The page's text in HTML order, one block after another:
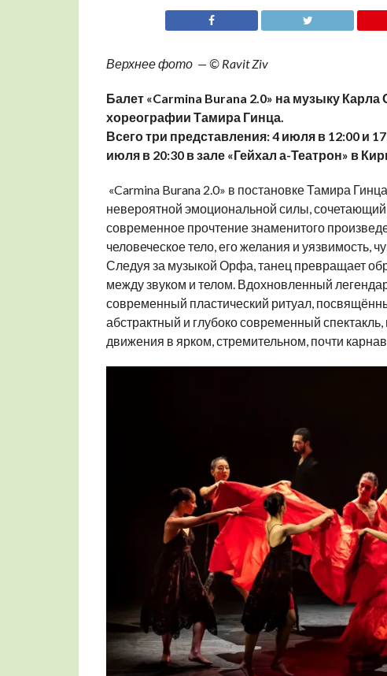
Верхнее фото — © Ravit Ziv
Балет «Carmina Burana 2.0» на музыку
хореографии Тамира Гинца.
Всего три представления: 4 июля в 12:00 и
июля в 20:30 в зале «Гейхал а-Театрон» в
«Carmina Burana 2.0» в постановке Тамира
невероятной эмоциональной силы, сочетающий
современное прочтение знаменитого
человеческое тело, его желания и уязвимость,
Следуя за музыкой Орфа, танец превращает
между звуком и телом. Вдохновленный
современный пластический ритуал,
абстрактный и глубоко современный
движения в ярком, стремительном, почти